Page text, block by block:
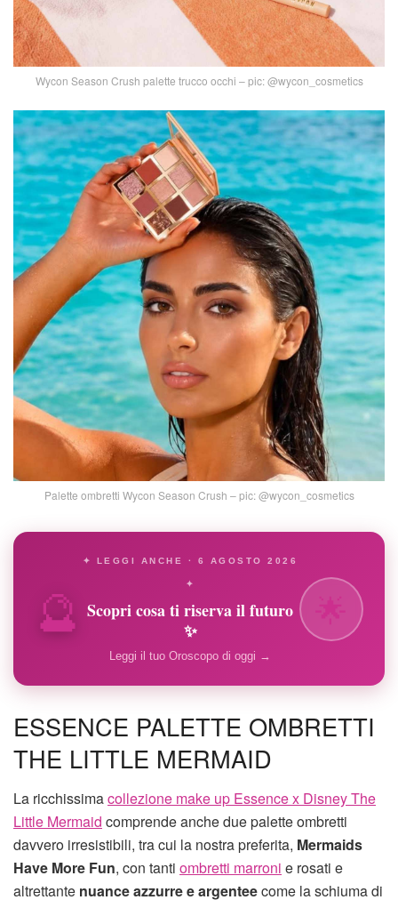
Wycon Season Crush palette trucco occhi – pic: @wycon_cosmetics
Palette ombretti Wycon Season Crush – pic: @wycon_cosmetics
🔮
✦ LEGGI ANCHE · 6 AGOSTO 2026
✦
Scopri cosa ti riserva il futuro
✨
Leggi il tuo Oroscopo di oggi →
ESSENCE PALETTE OMBRETTI
THE LITTLE MERMAID
La ricchissimacollezione make up Essence x Disney The
Little Mermaid comprende anche due palette ombretti
davvero irresistibili, tra cui la nostra preferita, Mermaids
Have More Fun, con tanti ombretti marroni e rosati e
altrettante nuance azzurre e argenteecome la schiuma di